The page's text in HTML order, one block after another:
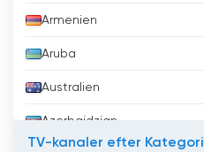
Armenien
Aruba
Australien
Azerbajdzjan
TV-kanaler efter Kategori